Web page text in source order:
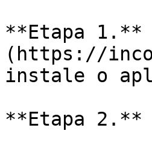
**Etapa
(https://
instale o
**Etapa 2.**